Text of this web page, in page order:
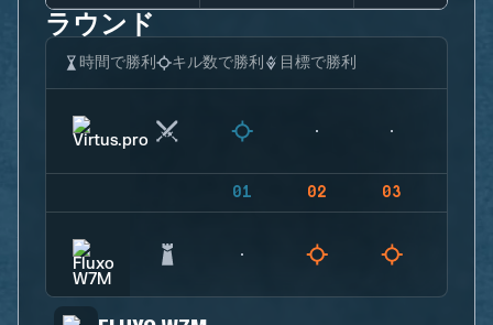
ラウンド
時間で勝利 キル数で勝利 目標で勝利
01 02 03